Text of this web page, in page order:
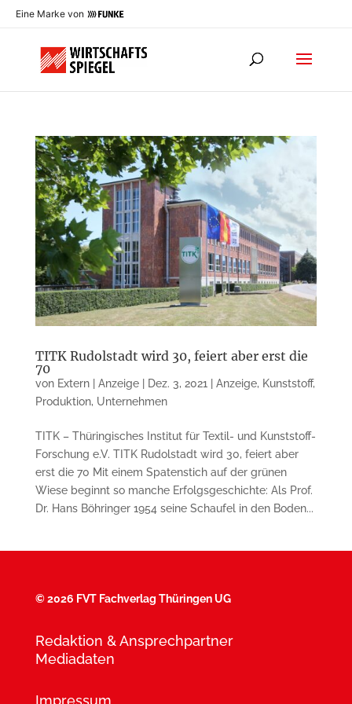
Eine Marke von
TITK Rudolstadt wird 30, feiert aber erst die
70
von Extern | Anzeige| Dez. 3, 2021 Anzeige, Kunststoff,
Produktion, Unternehmen
TITK – Thüringisches Institut für Textil- und Kunststoff-
Forschung e.V. TITK Rudolstadt wird 30, feiert aber
erst die 70 Mit einem Spatenstich auf der grünen
Wiese beginnt so manche Erfolgsgeschichte: Als Prof.
Dr. Hans Böhringer 1954 seine Schaufel in den Boden...
©2026 FVT Fachverlag Thüringen UG
Redaktion & Ansprechpartner
Mediadaten
Impressum